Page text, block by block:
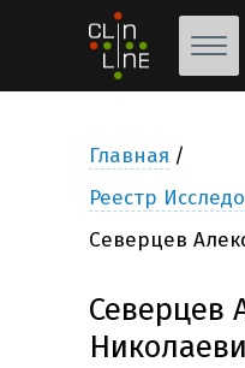
Главная
Реестр
Северцев
Северцев